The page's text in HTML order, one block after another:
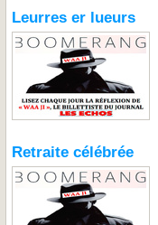
Leurres er lueurs
Retraite célébrée